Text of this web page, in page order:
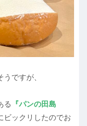
ですが、
る
『パンの田島
ビックリしたのでお